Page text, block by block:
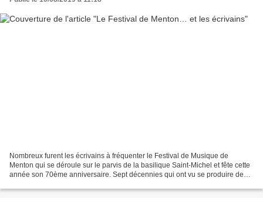
Nombreux furent les écrivains à fréquenter le Festival de Musique de
Menton qui se déroule sur le parvis de la basilique Saint-Michel et fête cette
année son 70ème anniversaire. Sept décennies qui ont vu se produire de